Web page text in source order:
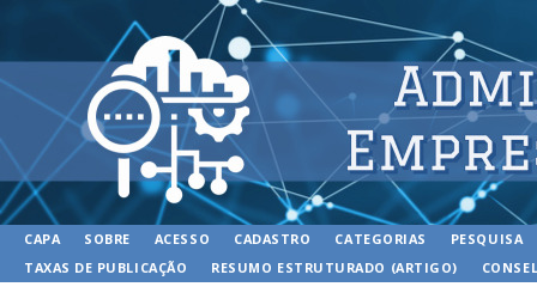
CAPA SOBRE ACESSO CADASTRO CATEGORIAS
PESQUISA
TAXAS DE PUBLICAÇÃO
RESUMO ESTRUTURADO (ARTIGO)